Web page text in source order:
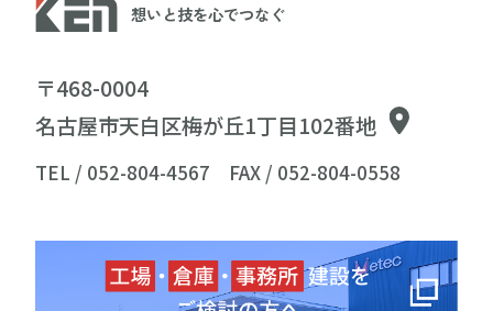
想いと技を心でつなぐ
〒468-0004
名古屋市天白区梅が丘1丁目102番地
TEL / 052-804-4567 FAX / 052-804-0558